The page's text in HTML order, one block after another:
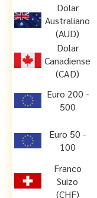
Dolar
Australiano
(AUD)
Dolar
Canadiense
(CAD)
Euro 200 -
500
Euro 50 -
100
Franco
Suizo
(CHF)